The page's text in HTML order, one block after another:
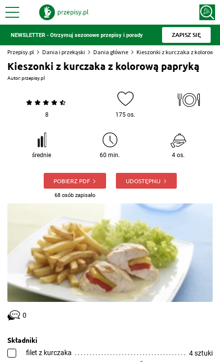
NEWSLETTER - Otrzymuj sezonowe przepisy i porady ZAPISZ SIĘ
Przepisy.pl Dania i przekąski Dania główne Kieszonki z kurczaka z kolorową
Kieszonki z kurczaka z kolorową papryką
Autor:przepisy.pl
8 175 os.
średnie 60 min. 4 os.
POBIERZ PDF
68 osób zapisało
UDOSTĘPNIJ
0
Składniki
filet z kurczaka 4 sztuki